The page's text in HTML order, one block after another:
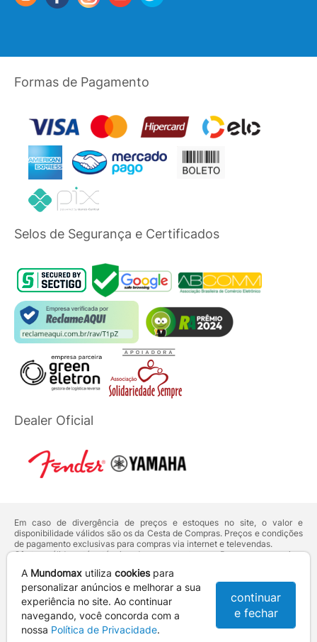
Formas de Pagamento
Selos de Segurança e Certificados
Dealer Oficial
Em caso de divergência de preços e estoques no site, o valor e
disponibilidade válidos são os da Cesta de Compras. Preços e condições
de pagamento exclusivas para compras via internet e televendas.
Ofertas válidas até o término de nossos estoques. Para compras acima
deVenda Corporativa.
Os preços apresentados no site prevalecem sobre outros anunciados em
qualquer outro meio de comunicação ou sites de buscas. Código de
Defesa do Consumidor:Lei nº 8.078.
Vendas sujeitas à confirmação de dados e análises de crédito e risco.
A Mundomax utiliza cookiespara
personalizar anúncios e melhorar a sua
experiência no site. Ao continuar
navegando, você concorda com a
nossa Política de Privacidade.
continuar
e fechar